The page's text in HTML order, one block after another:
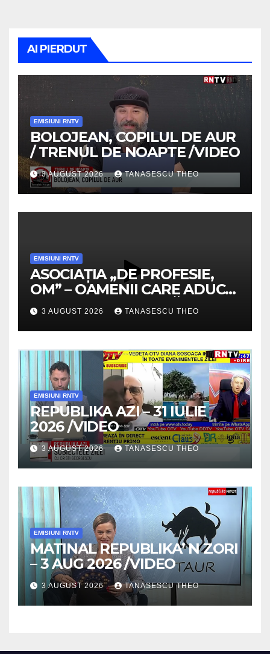
AI PIERDUT
EMISIUNI RNTV
BOLOJEAN, COPILUL DE AUR
/ TRENUL DE NOAPTE /VIDEO
3 AUGUST 2026 TANASESCU THEO
EMISIUNI RNTV
ASOCIAȚIA „DE PROFESIE,
OM” – OAMENII CARE ADUC
VALOARE COMUNITĂȚII /
SECRETELE SUCCESULUI
/VIDEO
3 AUGUST 2026 TANASESCU THEO
EMISIUNI RNTV
REPUBLIKA AZI – 31 IULIE
2026 /VIDEO
3 AUGUST 2026 TANASESCU THEO
EMISIUNI RNTV
MATINAL REPUBLIKA’ N ZORI
– 3 AUG 2026 /VIDEO
3 AUGUST 2026 TANASESCU THEO